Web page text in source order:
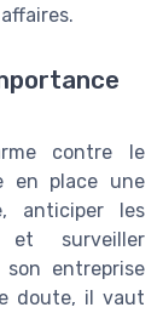
contre le
en place une
anticiper les
et surveiller
entreprise
doute, il vaut